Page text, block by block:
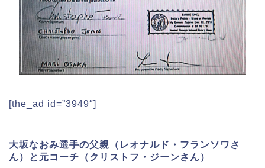
[the_ad id=”3949″]
大坂なおみ選手の父親（レオナルド・フランソワさ
ん）と元コーチ（クリストフ・ジーンさん）